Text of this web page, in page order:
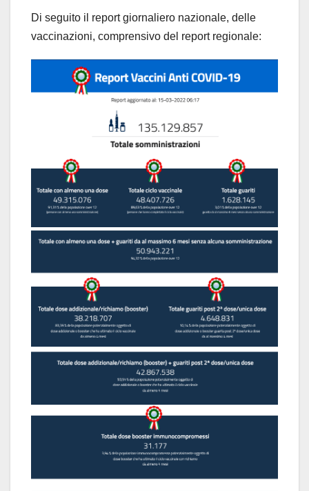
Di seguito il report giornaliero nazionale, delle
vaccinazioni, comprensivo del report regionale: